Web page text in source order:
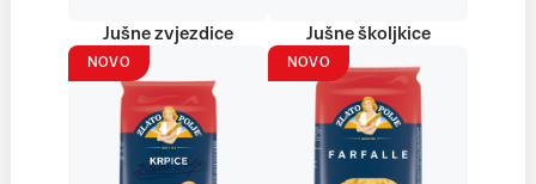
Jušne zvjezdice Jušne školjkice
NOVO NOVO